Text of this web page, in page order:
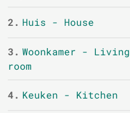
2. Huis - House
3. Woonkamer - Living
room
4. Keuken - Kitchen